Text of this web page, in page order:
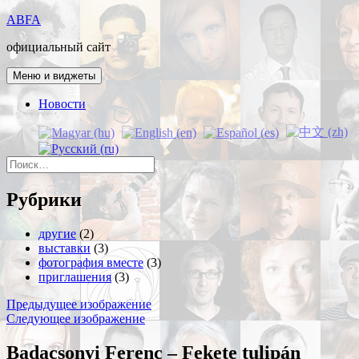
Перейти
содержимому
ABFA
официальный сайт
Меню и виджеты
Новости
Найти:
Рубрики
другие (2)
выставки (3)
фотография вместе(3)
приглашения(3)
Предыдущее изображение
Следующее изображение
Badacsonyi Ferenc – Fekete tulipán